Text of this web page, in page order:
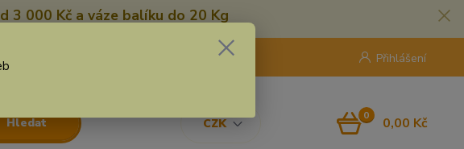
3 000 Kč a váze balíku do 20 Kg
CZK
Přihlášení
Hledat
8:00 - 16:30
0 0,00 Kč